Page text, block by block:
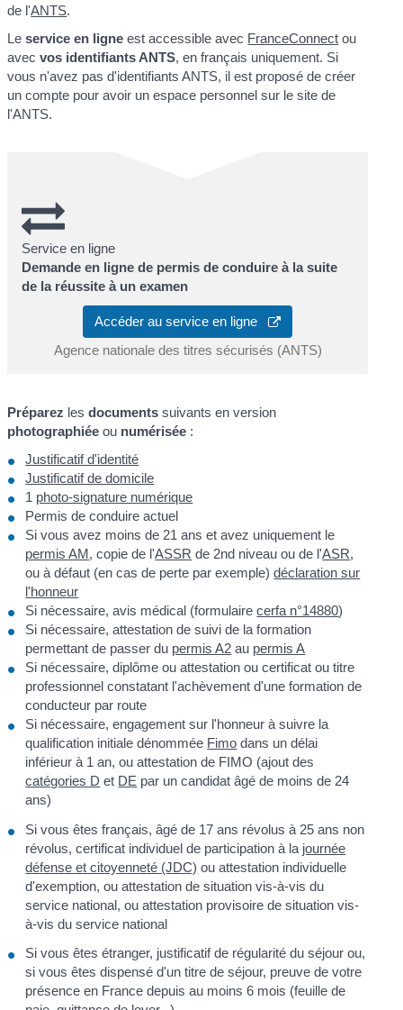
de l'ANTS.
Le service en ligne est accessible avec FranceConnect ou
avecvos identifiants ANTS, en français uniquement. Si
vous n'avez pas d'identifiants ANTS, il est proposé de créer
un compte pour avoir un espace personnel sur le site de
l'ANTS.
Service en ligne
Demande en ligne de permis de conduire à la suite
de la réussite à un examen
Accéder au service en ligne
Agence nationale des titres sécurisés (ANTS)
Préparez lesdocuments suivants en version
photographiée ou numérisée :
Justificatif d'identité
Justificatif de domicile
1 photo-signature numérique
Permis de conduire actuel
Si vous avez moins de 21 ans et avez uniquement le
permis AM, copie de l'ASSR de 2nd niveau ou de l'ASR,
ou à défaut (en cas de perte par exemple)déclaration sur
l'honneur
Si nécessaire, avis médical (formulairecerfa n°14880)
Si nécessaire, attestation de suivi de la formation
permettant de passer du permis A2 au permis A
Si nécessaire, diplôme ou attestation ou certificat ou titre
professionnel constatant l'achèvement d'une formation de
conducteur par route
Si nécessaire, engagement sur l'honneur à suivre la
qualification initiale dénommée Fimo dans un délai
inférieur à 1 an, ou attestation de FIMO (ajout des
catégories D et DE par un candidat âgé de moins de 24
ans)
Si vous êtes français, âgé de 17 ans révolus à 25 ans non
révolus, certificat individuel de participation à la journée
défense et citoyenneté (JDC) ou attestation individuelle
d'exemption, ou attestation de situation vis-à-vis du
service national, ou attestation provisoire de situation vis-
à-vis du service national
Si vous êtes étranger, justificatif de régularité du séjour ou,
si vous êtes dispensé d'un titre de séjour, preuve de votre
présence en France depuis au moins 6 mois (feuille de